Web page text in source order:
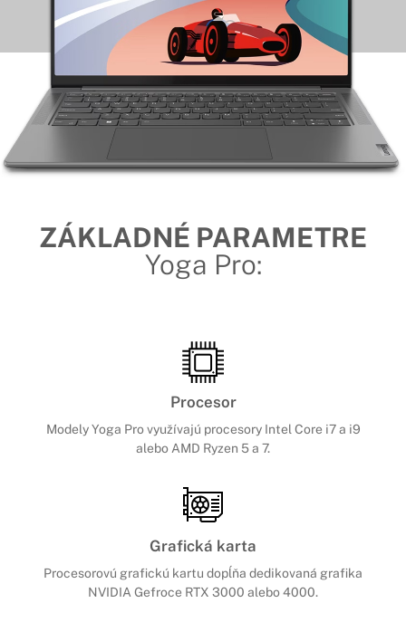
ZÁKLADNÉ PARAMETRE
Yoga Pro:
Procesor
Modely Yoga Pro využívajú procesory Intel Core i7 a i9
alebo AMD Ryzen 5 a 7.
Grafická karta
Procesorovú grafickú kartu dopĺňa dedikovaná grafika
NVIDIA Gefroce RTX 3000 alebo 4000.